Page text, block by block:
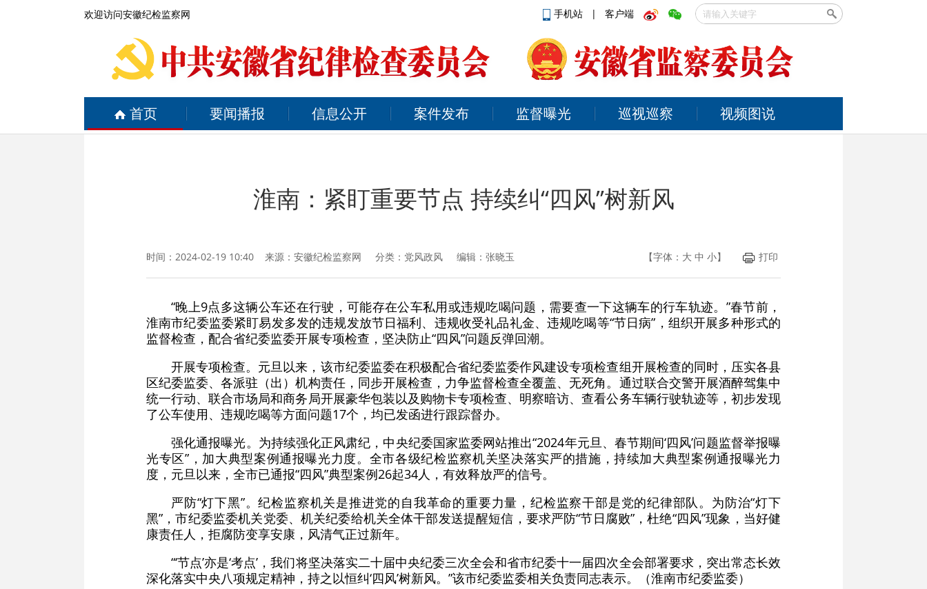
欢迎访问安徽纪检监察网 手机站 | 客户端
首页 要闻播报 信息公开 案件发布 监督曝光 巡视巡察 视频图说
淮南：紧盯重要节点 持续纠“四风”树新风
时间：2024-02-19 10:40 来源： 安徽纪检监察网 分类：党风政风 编辑：张晓玉 【字体： 大 中 小】 打印
“晚上9点多这辆公车还在行驶，可能存在公车私用或违规吃喝问题，需要查一下这辆车的行车轨迹。”春节前，
淮南市纪委监委紧盯易发多发的违规发放节日福利、违规收受礼品礼金、违规吃喝等“节日病”，组织开展多种形式的
监督检查，配合省纪委监委开展专项检查，坚决防止“四风”问题反弹回潮。
开展专项检查。元旦以来，该市纪委监委在积极配合省纪委监委作风建设专项检查组开展检查的同时，压实各县
区纪委监委、各派驻（出）机构责任，同步开展检查，力争监督检查全覆盖、无死角。通过联合交警开展酒醉驾集中
统一行动、联合市场局和商务局开展豪华包装以及购物卡专项检查、明察暗访、查看公务车辆行驶轨迹等，初步发现
了公车使用、违规吃喝等方面问题17个，均已发函进行跟踪督办。
强化通报曝光。为持续强化正风肃纪，中央纪委国家监委网站推出“2024年元旦、春节期间‘四风’问题监督举报曝
光专区”，加大典型案例通报曝光力度。全市各级纪检监察机关坚决落实严的措施，持续加大典型案例通报曝光力
度，元旦以来，全市已通报“四风”典型案例26起34人，有效释放严的信号。
严防“灯下黑”。纪检监察机关是推进党的自我革命的重要力量，纪检监察干部是党的纪律部队。为防治“灯下
黑”，市纪委监委机关党委、机关纪委给机关全体干部发送提醒短信，要求严防“节日腐败”，杜绝“四风”现象，当好健
康责任人，拒腐防变享安康，风清气正过新年。
“‘节点’亦是‘考点’，我们将坚决落实二十届中央纪委三次全会和省市纪委十一届四次全会部署要求，突出常态长效
深化落实中央八项规定精神，持之以恒纠‘四风’树新风。”该市纪委监委相关负责同志表示。（淮南市纪委监委）